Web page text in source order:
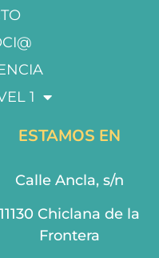
1
ESTAMOS EN
Calle Ancla, s/n
11130 Chiclana de la
Frontera